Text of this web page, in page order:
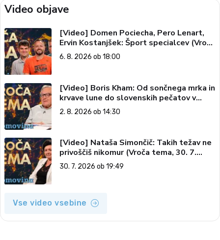
Video objave
[Video] Domen Pociecha, Pero Lenart,
Ervin Kostanjšek: Šport specialcev (Vroča
tema, 6. 8. 2026)
6. 8. 2026 ob 18:00
[Video] Boris Kham: Od sončnega mrka in
krvave lune do slovenskih pečatov v
vesolju (Vroča tema, 2. 8. 2026)
2. 8. 2026 ob 14:30
[Video] Nataša Simončič: Takih težav ne
privoščiš nikomur (Vroča tema, 30. 7.
2026)
30. 7. 2026 ob 19:49
Vse video vsebine